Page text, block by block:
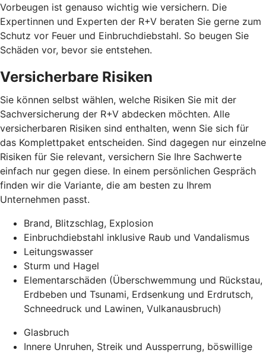
Vorbeugen ist genauso wichtig wie versichern. Die
Expertinnen und Experten der R+V beraten Sie gerne zum
Schutz vor Feuer und Einbruchdiebstahl. So beugen Sie
Schäden vor, bevor sie entstehen.
Versicherbare Risiken
Sie können selbst wählen, welche Risiken Sie mit der
Sachversicherung der R+V abdecken möchten. Alle
versicherbaren Risiken sind enthalten, wenn Sie sich für
das Komplettpaket entscheiden. Sind dagegen nur einzelne
Risiken für Sie relevant, versichern Sie Ihre Sachwerte
einfach nur gegen diese. In einem persönlichen Gespräch
finden wir die Variante, die am besten zu Ihrem
Unternehmen passt.
Brand, Blitzschlag, Explosion
Einbruchdiebstahl inklusive Raub und Vandalismus
Leitungswasser
Sturm und Hagel
Elementarschäden (Überschwemmung und Rückstau,
Erdbeben und Tsunami, Erdsenkung und Erdrutsch,
Schneedruck und Lawinen, Vulkanausbruch)
Glasbruch
Innere Unruhen, Streik und Aussperrung, böswillige